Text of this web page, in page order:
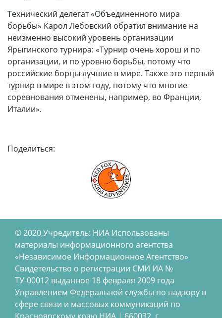
Технический делегат «Объединенного мира
борьбы» Карол Лебовский обратил внимание на
неизменно высокий уровень организации
Ярыгинского турнира: «Турнир очень хорош и по
организации, и по уровню борьбы, потому что
российские борцы лучшие в мире. Также это первый
турнир в мире в этом году, потому что многие
соревнования отменены, например, во Франции,
Италии».
Поделиться:
© 2020,Учредитель: НИА Использованы
материалы информационного агентства
«Независимое Информационное Агентство»
Свидетельство о регистрации СМИ ИА №
ТУ-00012 выданное 18 февраля 2009 года
Управлением Федеральной службы по надзору в
сфере связи и массовых коммуникаций по